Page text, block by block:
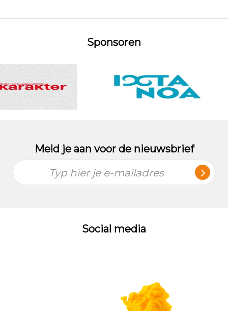
Sponsoren
Meld je aan voor de nieuwsbrief
Typ hier je e-mailadres
Social media